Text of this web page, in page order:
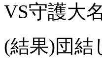
VS守護大名
(結果)団結